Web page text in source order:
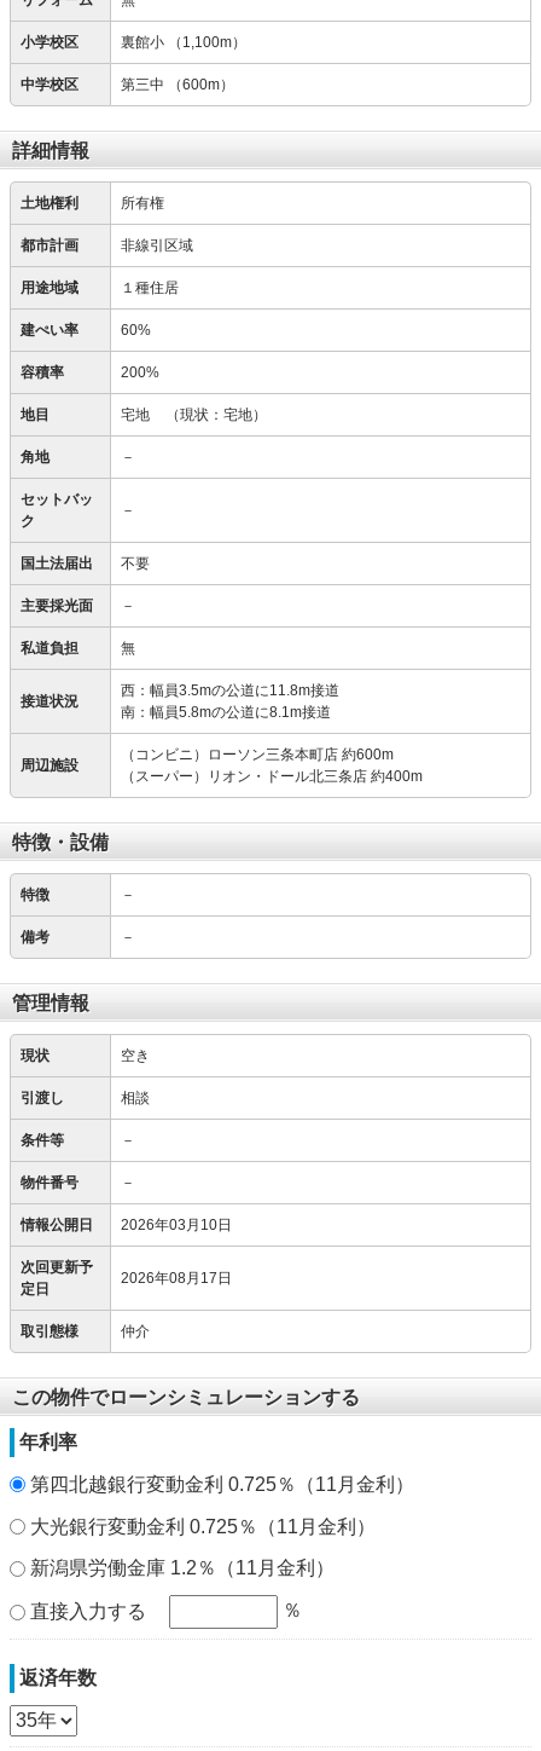
小学校区 裏館小 （1,100m）
中学校区 第三中 （600m）
詳細情報
土地権利 所有権
都市計画 非線引区域
用途地域 １種住居
建ぺい率 60%
容積率 200%
地目 宅地 （現状：宅地）
角地 －
セットバッ
ク
－
国土法届出 不要
主要採光面 －
私道負担 無
接道状況
西：幅員3.5mの公道に11.8m接道
南：幅員5.8mの公道に8.1m接道
周辺施設
（コンビニ）ローソン三条本町店 約600m
（スーパー）リオン・ドール北三条店 約400m
特徴・設備
特徴 －
備考 －
管理情報
現状 空き
引渡し 相談
条件等 －
物件番号 －
情報公開日 2026年03月10日
次回更新予
定日
2026年08月17日
取引態様 仲介
この物件でローンシミュレーションする
年利率
第四北越銀行変動金利 0.725％（11月金利）
大光銀行変動金利 0.725％（11月金利）
新潟県労働金庫 1.2％（11月金利）
直接入力する ％
返済年数